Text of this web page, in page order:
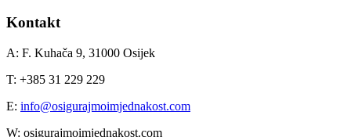
Kontakt
A: F. Kuhača 9, 31000 Osijek
T: +385 31 229 229
E: info@osigurajmoimjednakost.com
W: osigurajmoimjednakost.com